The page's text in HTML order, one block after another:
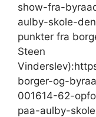
show-fra-
aulby-skole-
punkter fra
Steen
borger-og-
001614-62-
paa-aulby-